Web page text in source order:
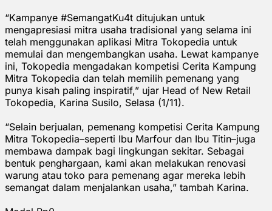
“Kampanye #SemangatKu4t ditujukan untuk
mengapresiasi mitra usaha tradisional yang selama ini
telah menggunakan aplikasi Mitra Tokopedia untuk
memulai dan mengembangkan usaha. Lewat kampanye
ini, Tokopedia mengadakan kompetisi Cerita Kampung
Mitra Tokopedia dan telah memilih pemenang yang
punya kisah paling inspiratif,” ujar Head of New Retail
Tokopedia, Karina Susilo, Selasa (1/11).
“Selain berjualan, pemenang kompetisi Cerita Kampung
Mitra Tokopedia–seperti Ibu Marfour dan Ibu Titin–juga
membawa dampak bagi lingkungan sekitar. Sebagai
bentuk penghargaan, kami akan melakukan renovasi
warung atau toko para pemenang agar mereka lebih
semangat dalam menjalankan usaha,” tambah Karina.